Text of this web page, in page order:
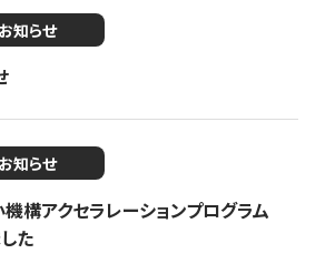
お知らせ
お知らせ
構アクセラレーションプログラム
た